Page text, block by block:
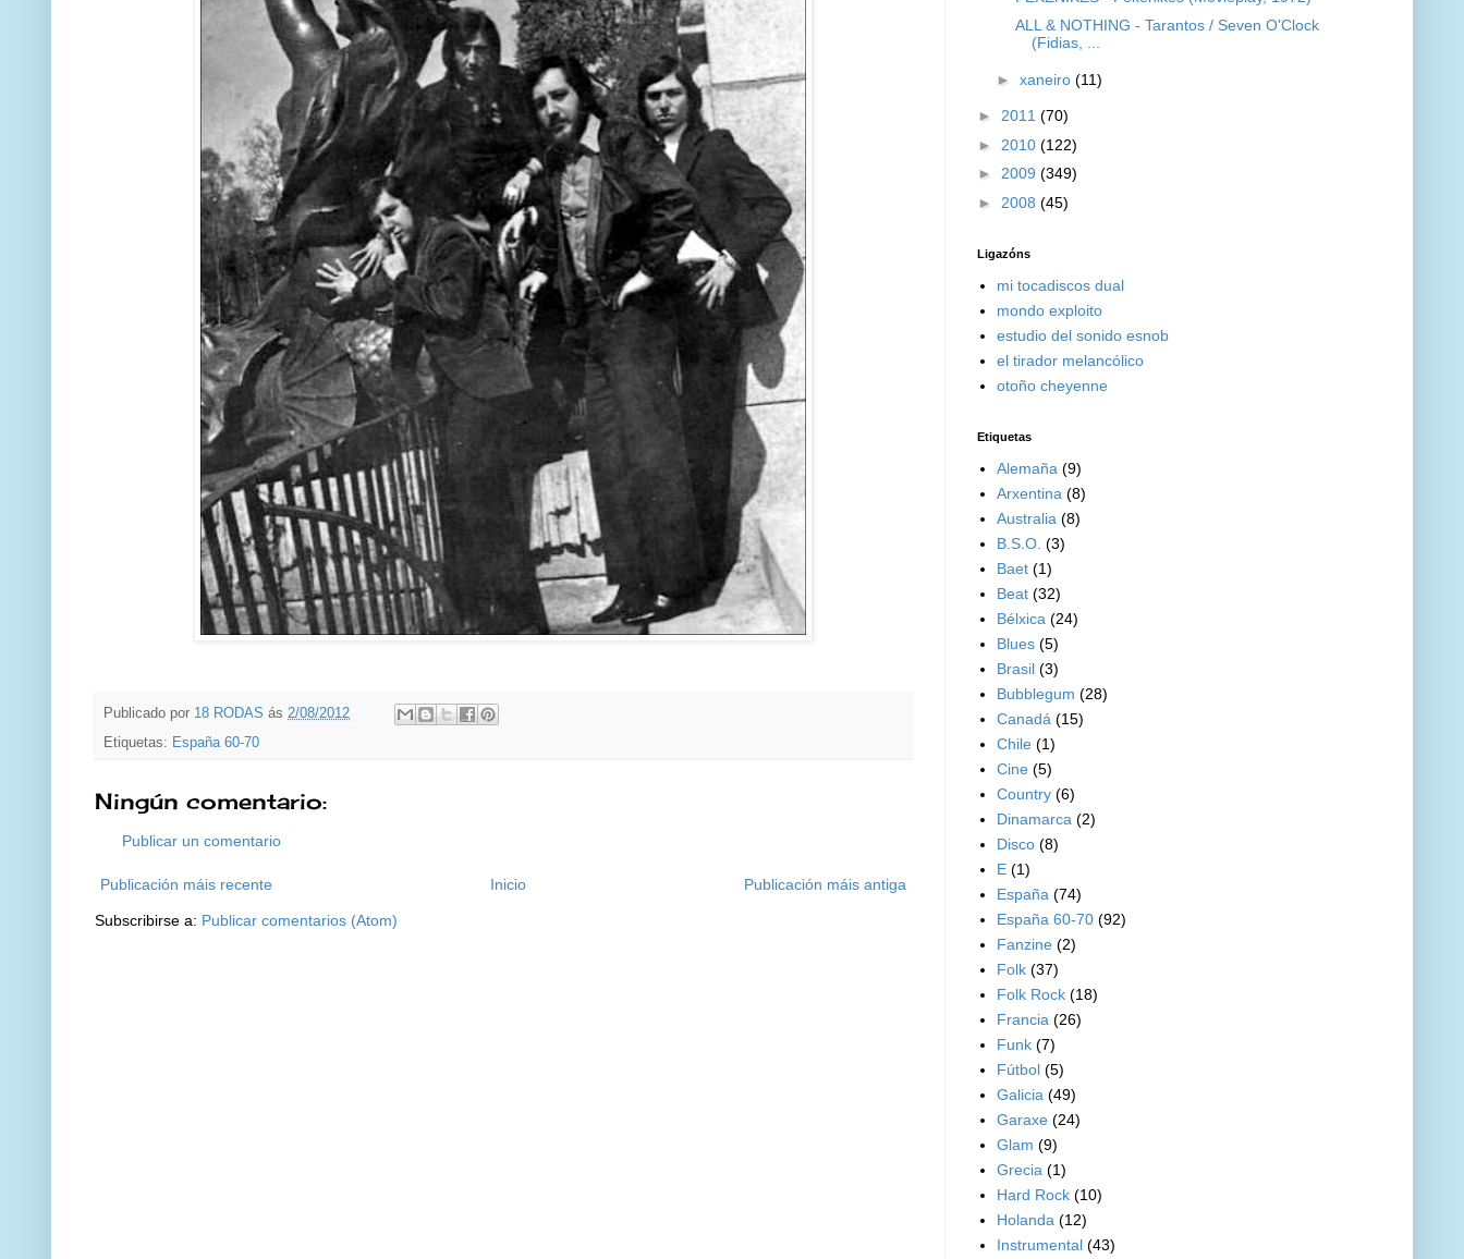
Publicado por 18 RODAS ás 2/08/2012
Etiquetas: España 60-70
Ningún comentario:
Publicar un comentario
Publicación máis recente Publicación máis antiga
Inicio
Subscribirse a: Publicar comentarios (Atom)
ALL & NOTHING - Tarantos / Seven O'Clock
(Fidias, ...
► xaneiro (11)
► 2011 (70)
► 2010 (122)
► 2009 (349)
► 2008 (45)
Ligazóns
mi tocadiscos dual
mondo exploito
estudio del sonido esnob
el tirador melancólico
otoño cheyenne
Etiquetas
Alemaña (9)
Arxentina (8)
Australia (8)
B.S.O. (3)
Baet (1)
Beat (32)
Bélxica (24)
Blues (5)
Brasil (3)
Bubblegum (28)
Canadá (15)
Chile (1)
Cine (5)
Country (6)
Dinamarca (2)
Disco (8)
E (1)
España (74)
España 60-70 (92)
Fanzine (2)
Folk (37)
Folk Rock (18)
Francia (26)
Funk (7)
Fútbol (5)
Galicia (49)
Garaxe (24)
Glam (9)
Grecia (1)
Hard Rock (10)
Holanda (12)
Instrumental (43)